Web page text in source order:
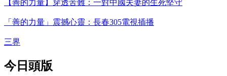
【善的力量】穿透苦難：一對中國夫妻的生死堅守
「善的力量」震撼心靈：長春305電視插播
三界
今日頭版